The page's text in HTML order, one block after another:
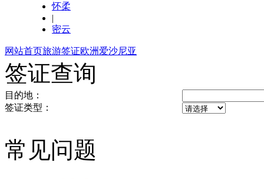
怀柔
|
密云
网站首页旅游签证欧洲 爱沙尼亚
签证查询
目的地：
签证类型：
常见问题